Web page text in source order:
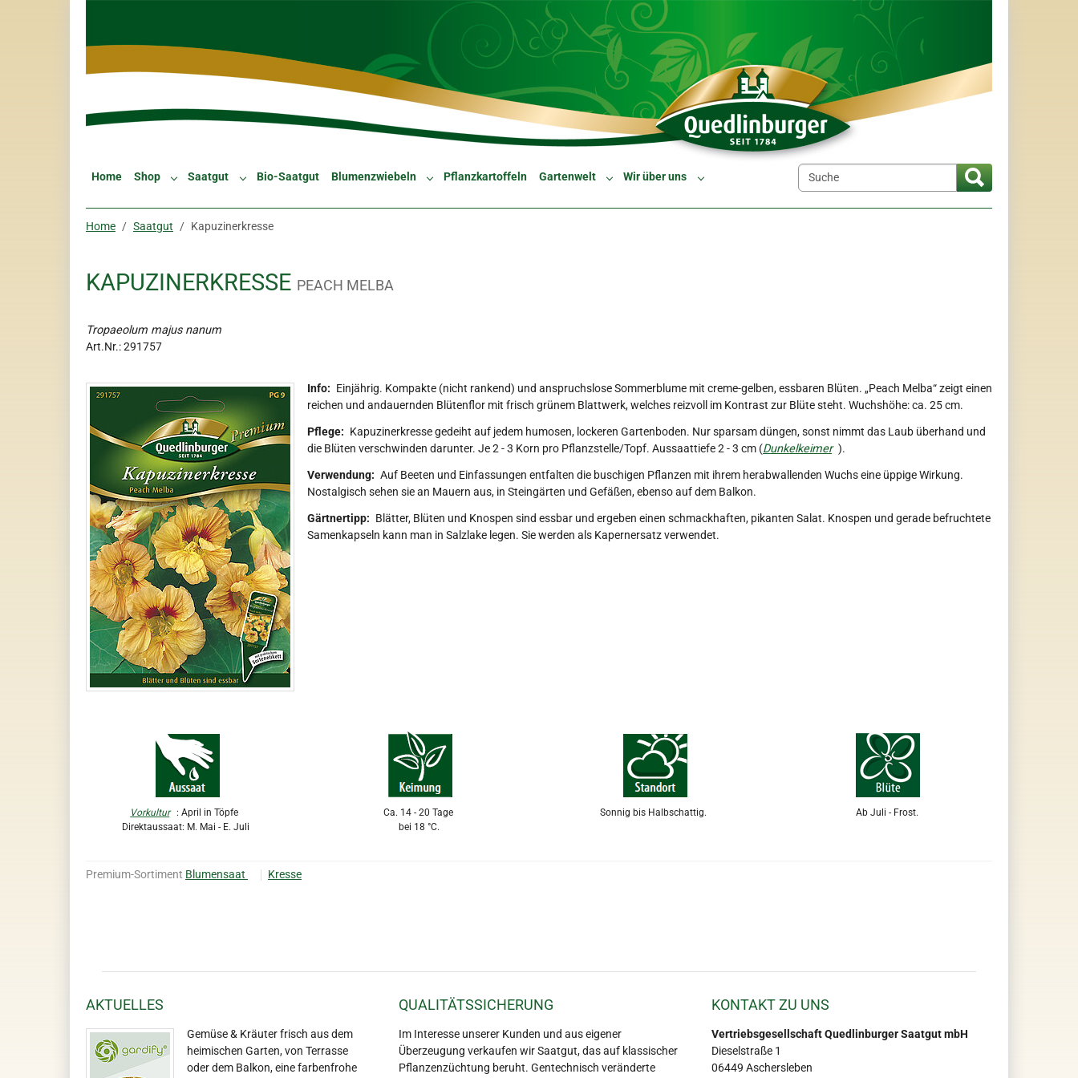
Home Shop Submenu for "Shop"
Saatgut Submenu for "Saatgut"
Bio-Saatgut Blumenzwiebeln Submenu for "Blumenzwiebeln"
Pflanzkartoffeln Gartenwelt Submenu for "Gartenwelt"
Wir über uns Submenu for "Wir über uns"
Home Saatgut Kapuzinerkresse
KAPUZINERKRESSE PEACH MELBA
Tropaeolum majus nanum
Art.Nr.:291757
Info: Einjährig. Kompakte (nicht rankend) und anspruchslose Sommerblume mit creme-gelben, essbaren Blüten. „Peach Melba“ zeigt einen
reichen und andauernden Blütenflor mit frisch grünem Blattwerk, welches reizvoll im Kontrast zur Blüte steht. Wuchshöhe: ca. 25 cm.
Pflege: Kapuzinerkresse gedeiht auf jedem humosen, lockeren Gartenboden. Nur sparsam düngen, sonst nimmt das Laub überhand und
die Blüten verschwinden darunter. Je 2 - 3 Korn pro Pflanzstelle/Topf. Aussaattiefe 2 - 3 cm (Dunkelkeimer ).
Verwendung: Auf Beeten und Einfassungen entfalten die buschigen Pflanzen mit ihrem herabwallenden Wuchs eine üppige Wirkung.
Nostalgisch sehen sie an Mauern aus, in Steingärten und Gefäßen, ebenso auf dem Balkon.
Gärtnertipp: Blätter, Blüten und Knospen sind essbar und ergeben einen schmackhaften, pikanten Salat. Knospen und gerade befruchtete
Samenkapseln kann man in Salzlake legen. Sie werden als Kapernersatz verwendet.
Vorkultur
: April in Töpfe
Direktaussaat: M. Mai - E. Juli
Ca. 14 - 20 Tage
bei 18 °C.
Sonnig bis Halbschattig. Ab Juli - Frost.
Premium-Sortiment Blumensaat Kresse
AKTUELLES
Gemüse & Kräuter frisch aus dem
heimischen Garten, von Terrasse
oder dem Balkon, eine farbenfrohe
QUALITÄTSSICHERUNG
Im Interesse unserer Kunden und aus eigener
Überzeugung verkaufen wir Saatgut, das auf klassischer
Pflanzenzüchtung beruht. Gentechnisch veränderte
KONTAKT ZU UNS
Vertriebsgesellschaft Quedlinburger Saatgut mbH
Dieselstraße 1
06449 Aschersleben